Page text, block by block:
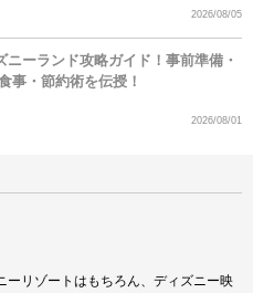
2026/08/05
ニーランド攻略ガイド！事前準備・
事・節約術を伝授！
2026/08/01
ーリゾートはもちろん、ディズニー映